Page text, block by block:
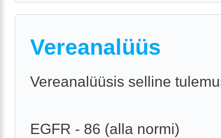
Vereanalüüs
Vereanalüüsis selline
EGFR - 86 (alla normi)